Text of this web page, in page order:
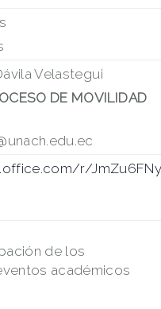
Velastegui
DE MOVILIDAD
r/
de los
académicos